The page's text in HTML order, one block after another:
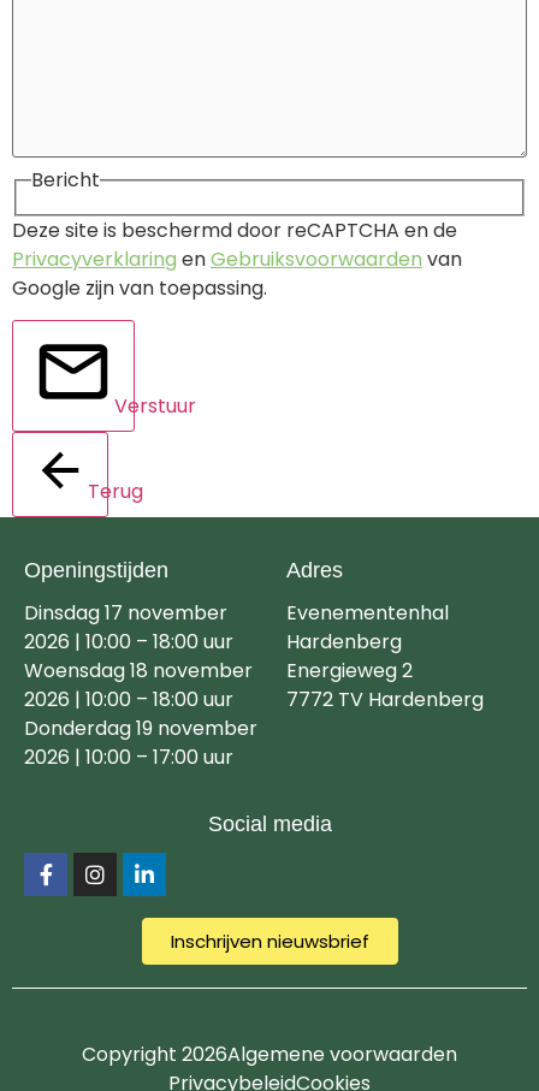
Bericht
Deze site is beschermd door reCAPTCHA en de
Privacyverklaring enGebruiksvoorwaarden van
Google zijn van toepassing.
Verstuur
Terug
Openingstijden
Dinsdag 17 november
2026 | 10:00 – 18:00 uur
Woensdag 18 november
2026 | 10:00 – 18:00 uur
Donderdag 19 november
2026 | 10:00 – 17:00 uur
Adres
Evenementenhal
Hardenberg
Energieweg 2
7772 TV Hardenberg
Social media
Inschrijven nieuwsbrief
Copyright 2026Algemene voorwaarden
PrivacybeleidCookies